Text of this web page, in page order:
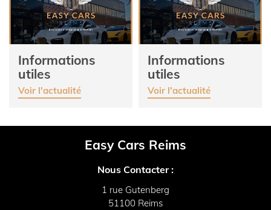
Informations
utiles
Voir l'actualité
Informations
utiles
Voir l'actualité
Easy Cars Reims
Nous Contacter :
1 rue Gutenberg
51100 Reims